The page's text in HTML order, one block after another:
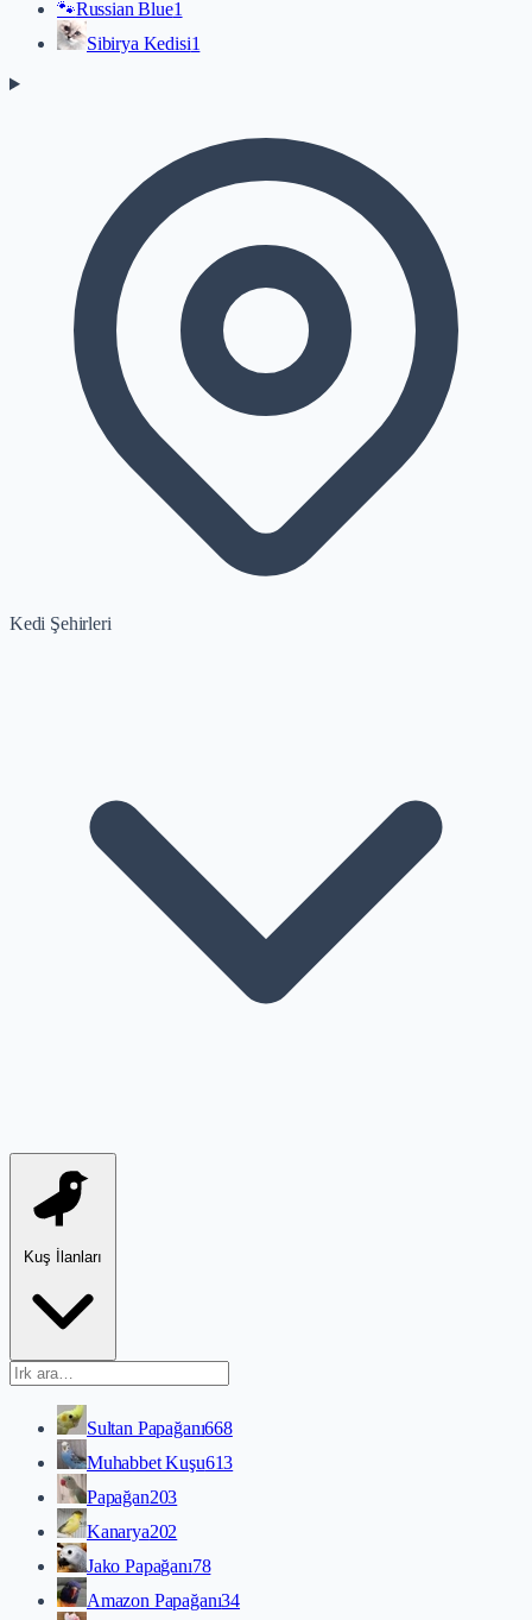
🐾Russian Blue1
Sibirya Kedisi1
Kedi Şehirleri
Kuş İlanları
Sultan Papağanı668
Muhabbet Kuşu613
Papağan203
Kanarya202
Jako Papağanı78
Amazon Papağanı34